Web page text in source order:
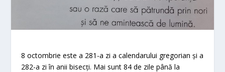
8 octombrie este a 281-a zi a calendarului gregorian și a
282-a zi în anii bisecți. Mai sunt 84 de zile până la